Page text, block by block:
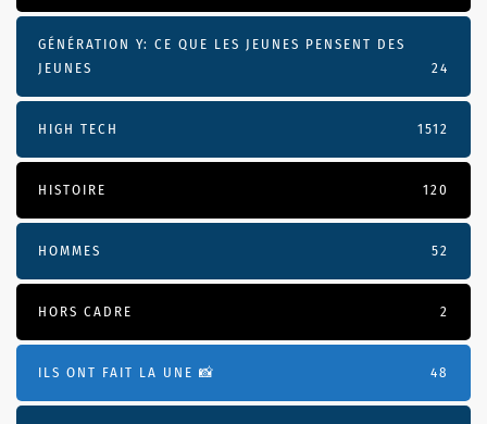
GÉNÉRATION Y: CE QUE LES JEUNES PENSENT DES
JEUNES
24
HIGH TECH 1512
HISTOIRE 120
HOMMES 52
HORS CADRE 2
ILS ONT FAIT LA UNE 📸 48